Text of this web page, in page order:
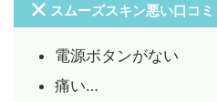
スムーズスキン悪い口コミ
電源ボタンがない
痛い…